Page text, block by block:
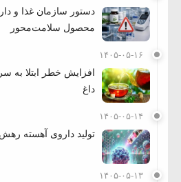
محصول سلامت‌محور
۱۴۰۵-۰۵-۱۶
افزایش خطر ابتلا به
داغ
۱۴۰۵-۰۵-۱۴
تولید داروی آهسته
۱۴۰۵-۰۵-۱۳